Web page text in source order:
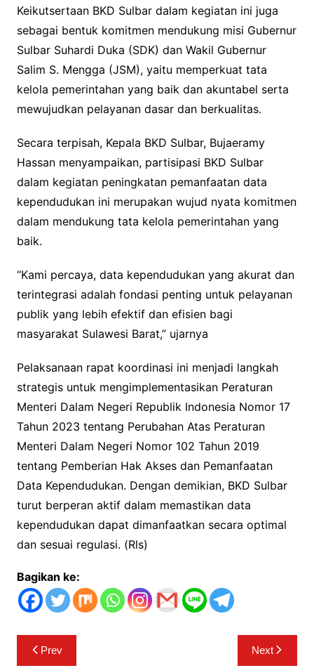
Keikutsertaan BKD Sulbar dalam kegiatan ini juga
sebagai bentuk komitmen mendukung misi Gubernur
Sulbar Suhardi Duka (SDK) dan Wakil Gubernur
Salim S. Mengga (JSM), yaitu memperkuat tata
kelola pemerintahan yang baik dan akuntabel serta
mewujudkan pelayanan dasar dan berkualitas.
Secara terpisah, Kepala BKD Sulbar, Bujaeramy
Hassan menyampaikan, partisipasi BKD Sulbar
dalam kegiatan peningkatan pemanfaatan data
kependudukan ini merupakan wujud nyata komitmen
dalam mendukung tata kelola pemerintahan yang
baik.
“Kami percaya, data kependudukan yang akurat dan
terintegrasi adalah fondasi penting untuk pelayanan
publik yang lebih efektif dan efisien bagi
masyarakat Sulawesi Barat,” ujarnya
Pelaksanaan rapat koordinasi ini menjadi langkah
strategis untuk mengimplementasikan Peraturan
Menteri Dalam Negeri Republik Indonesia Nomor 17
Tahun 2023 tentang Perubahan Atas Peraturan
Menteri Dalam Negeri Nomor 102 Tahun 2019
tentang Pemberian Hak Akses dan Pemanfaatan
Data Kependudukan. Dengan demikian, BKD Sulbar
turut berperan aktif dalam memastikan data
kependudukan dapat dimanfaatkan secara optimal
dan sesuai regulasi. (Rls)
Bagikan ke:
Navigasi
Prev Next